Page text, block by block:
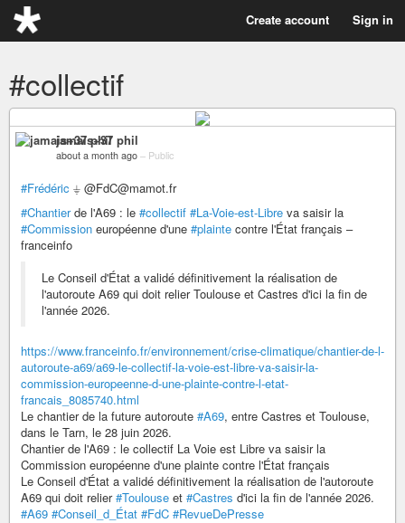
Create account Sign in
#collectif
jamais+37 phil
about a month ago – Public
#Frédéric ⏚ @FdC@mamot.fr
#Chantierde l'A69 : le #collectif #La-Voie-est-Libre va saisir la
#Commission européenne d'une #plainte contre l'État français –
franceinfo
Le Conseil d'État a validé définitivement la réalisation de
l'autoroute A69 qui doit relier Toulouse et Castres d'ici la fin de
l'année 2026.
https://www.franceinfo.fr/environnement/crise-climatique/chantier-de-l-
autoroute-a69/a69-le-collectif-la-voie-est-libre-va-saisir-la-
commission-europeenne-d-une-plainte-contre-l-etat-
francais_8085740.html
Le chantier de la future autoroute #A69, entre Castres et Toulouse,
dans le Tarn, le 28 juin 2026.
Chantier de l'A69 : le collectif La Voie est Libre va saisir la
Commission européenne d'une plainte contre l'État français
Le Conseil d'État a validé définitivement la réalisation de l'autoroute
A69 qui doit relier#Toulouse et #Castres d'ici la fin de l'année 2026.
#A69 #Conseil_d_État #FdC #RevueDePresse